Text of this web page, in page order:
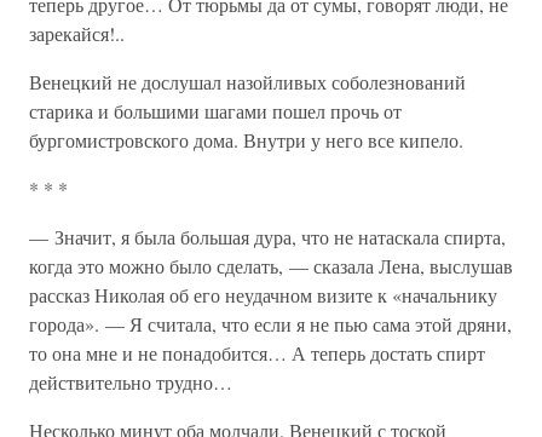
зарекайся!..
Венецкий не дослушал назойливых соболезнований
старика и большими шагами пошел прочь от
бургомистровского дома. Внутри у него все кипело.
* * *
— Значит, я была большая дура, что не натаскала спирта,
когда это можно было сделать, — сказала Лена, выслушав
рассказ Николая об его неудачном визите к «начальнику
города». — Я считала, что если я не пью сама этой дряни,
то она мне и не понадобится… А теперь достать спирт
действительно трудно…
Несколько минут оба молчали. Венецкий с тоской